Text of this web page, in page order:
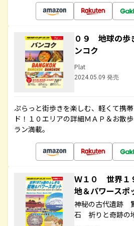
０９ 地球の
ンコク
Plat
2024.05.09 発売
ぷらっと街歩きを楽しむ、軽くて携
ド！１０エリアの詳細ＭＡＰ＆お散
ラン満載。
Ｗ１０ 世界１
地＆パワースポ
神秘の古代遺跡
石 祈りと奇跡の